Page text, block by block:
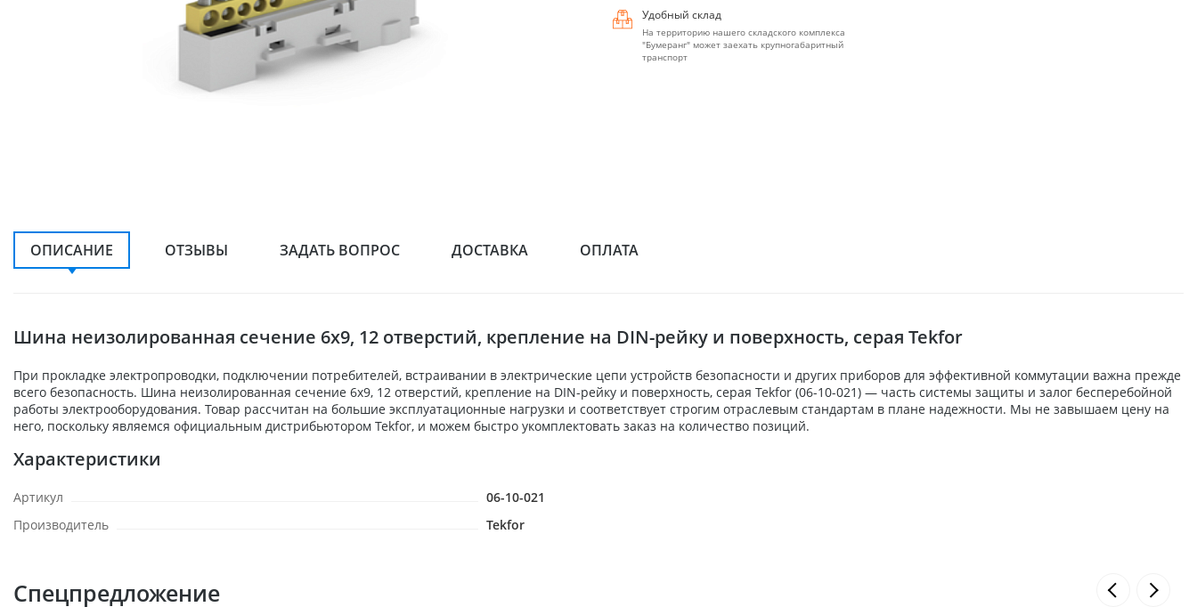
Удобный склад
На территорию нашего складского комплекса
"Бумеранг" может заехать крупногабаритный
транспорт
ОПИСАНИЕ ОТЗЫВЫ ЗАДАТЬ ВОПРОС ДОСТАВКА ОПЛАТА
Шина неизолированная сечение 6х9, 12 отверстий, крепление на DIN-рейку и поверхность, серая Tekfor
При прокладке электропроводки, подключении потребителей, встраивании в электрические цепи устройств безопасности и других приборов для эффективной коммутации важна прежде
всего безопасность. Шина неизолированная сечение 6х9, 12 отверстий, крепление на DIN-рейку и поверхность, серая Tekfor (06-10-021) — часть системы защиты и залог бесперебойной
работы электрооборудования. Товар рассчитан на большие эксплуатационные нагрузки и соответствует строгим отраслевым стандартам в плане надежности. Мы не завышаем цену на
него, поскольку являемся официальным дистрибьютором Tekfor, и можем быстро укомплектовать заказ на количество позиций.
Характеристики
Артикул
06-10-021
Производитель
Tekfor
Спецпредложение